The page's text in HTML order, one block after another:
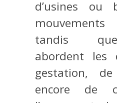
d’usines ou
tandis
abordent les
gestation,
encore de